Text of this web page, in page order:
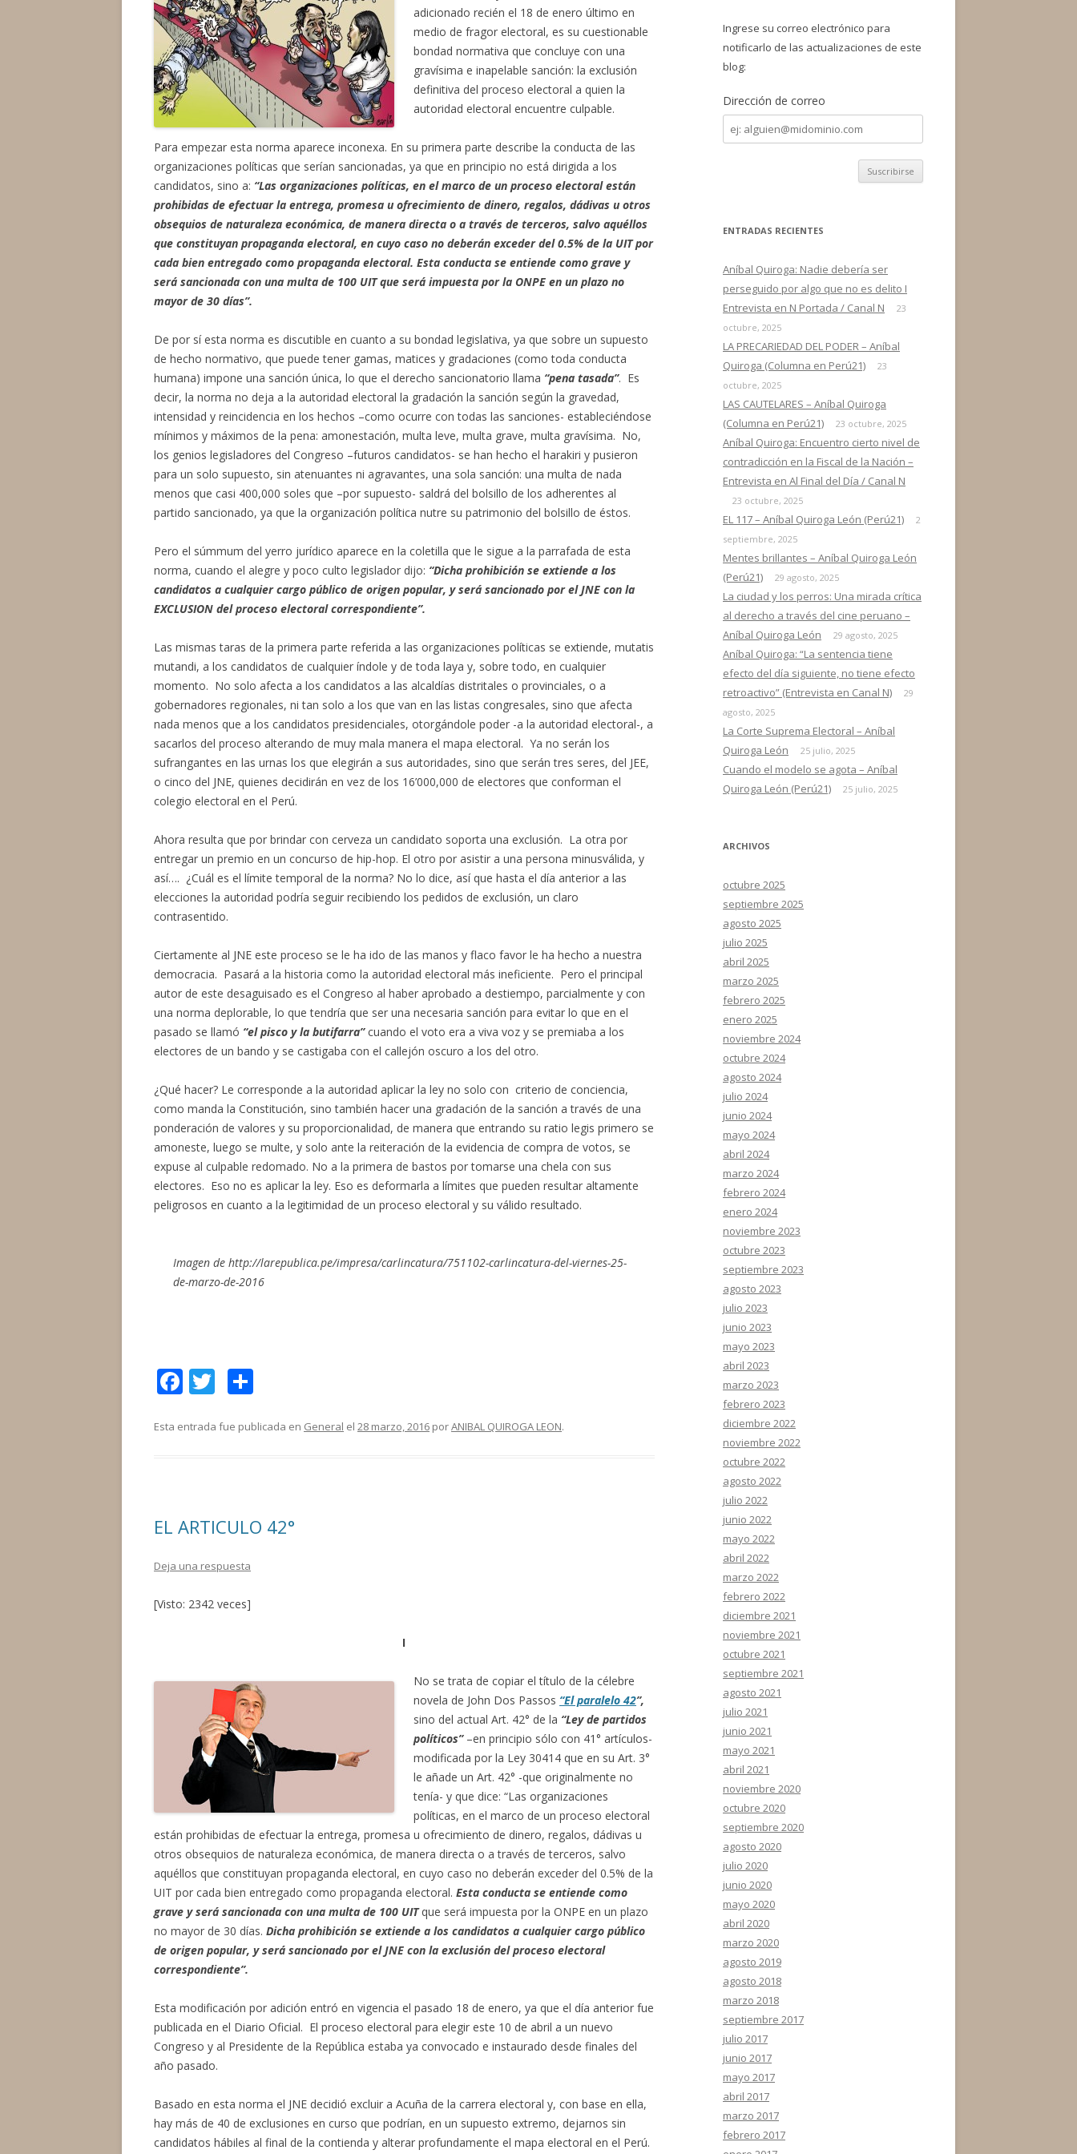
adicionado recién el 18 de enero último en
medio de fragor electoral, es su cuestionable
bondad normativa que concluye con una
gravísima e inapelable sanción: la exclusión
definitiva del proceso electoral a quien la
autoridad electoral encuentre culpable.
Para empezar esta norma aparece inconexa. En su primera parte describe la conducta de las
organizaciones políticas que serían sancionadas, ya que en principio no está dirigida a los
candidatos, sino a: “Las organizaciones políticas, en el marco de un proceso electoral están
prohibidas de efectuar la entrega, promesa u ofrecimiento de dinero, regalos, dádivas u otros
obsequios de naturaleza económica, de manera directa o a través de terceros, salvo aquéllos
que constituyan propaganda electoral, en cuyo caso no deberán exceder del 0.5% de la UIT por
cada bien entregado como propaganda electoral. Esta conducta se entiende como grave y
será sancionada con una multa de 100 UIT que será impuesta por la ONPE en un plazo no
mayor de 30 días”.
De por sí esta norma es discutible en cuanto a su bondad legislativa, ya que sobre un supuesto
de hecho normativo, que puede tener gamas, matices y gradaciones (como toda conducta
humana) impone una sanción única, lo que el derecho sancionatorio llama “pena tasada”. Es
decir, la norma no deja a la autoridad electoral la gradación la sanción según la gravedad,
intensidad y reincidencia en los hechos –como ocurre con todas las sanciones- estableciéndose
mínimos y máximos de la pena: amonestación, multa leve, multa grave, multa gravísima. No,
los genios legisladores del Congreso –futuros candidatos- se han hecho el harakiri y pusieron
para un solo supuesto, sin atenuantes ni agravantes, una sola sanción: una multa de nada
menos que casi 400,000 soles que –por supuesto- saldrá del bolsillo de los adherentes al
partido sancionado, ya que la organización política nutre su patrimonio del bolsillo de éstos.
Pero el súmmum del yerro jurídico aparece en la coletilla que le sigue a la parrafada de esta
norma, cuando el alegre y poco culto legislador dijo: “Dicha prohibición se extiende a los
candidatos a cualquier cargo público de origen popular, y será sancionado por el JNE con la
EXCLUSION del proceso electoral correspondiente”.
Las mismas taras de la primera parte referida a las organizaciones políticas se extiende, mutatis
mutandi, a los candidatos de cualquier índole y de toda laya y, sobre todo, en cualquier
momento. No solo afecta a los candidatos a las alcaldías distritales o provinciales, o a
gobernadores regionales, ni tan solo a los que van en las listas congresales, sino que afecta
nada menos que a los candidatos presidenciales, otorgándole poder -a la autoridad electoral-, a
sacarlos del proceso alterando de muy mala manera el mapa electoral. Ya no serán los
sufrangantes en las urnas los que elegirán a sus autoridades, sino que serán tres seres, del JEE,
o cinco del JNE, quienes decidirán en vez de los 16’000,000 de electores que conforman el
colegio electoral en el Perú.
Ahora resulta que por brindar con cerveza un candidato soporta una exclusión. La otra por
entregar un premio en un concurso de hip-hop. El otro por asistir a una persona minusválida, y
así…. ¿Cuál es el límite temporal de la norma? No lo dice, así que hasta el día anterior a las
elecciones la autoridad podría seguir recibiendo los pedidos de exclusión, un claro
contrasentido.
Ciertamente al JNE este proceso se le ha ido de las manos y flaco favor le ha hecho a nuestra
democracia. Pasará a la historia como la autoridad electoral más ineficiente. Pero el principal
autor de este desaguisado es el Congreso al haber aprobado a destiempo, parcialmente y con
una norma deplorable, lo que tendría que ser una necesaria sanción para evitar lo que en el
pasado se llamó “el pisco y la butifarra”cuando el voto era a viva voz y se premiaba a los
electores de un bando y se castigaba con el callejón oscuro a los del otro.
¿Qué hacer? Le corresponde a la autoridad aplicar la ley no solo con criterio de conciencia,
como manda la Constitución, sino también hacer una gradación de la sanción a través de una
ponderación de valores y su proporcionalidad, de manera que entrando su ratio legis primero se
amoneste, luego se multe, y solo ante la reiteración de la evidencia de compra de votos, se
expuse al culpable redomado. No a la primera de bastos por tomarse una chela con sus
electores. Eso no es aplicar la ley. Eso es deformarla a límites que pueden resultar altamente
peligrosos en cuanto a la legitimidad de un proceso electoral y su válido resultado.
Imagen de http://larepublica.pe/impresa/carlincatura/751102-carlincatura-del-viernes-25-
de-marzo-de-2016
F
e
k
T
itt m
r
Esta entrada fue publicada en General el 28 marzo, 2016 porANIBAL QUIROGA LEON.
EL ARTICULO 42°
Deja una respuesta
[Visto: 2342 veces]
I
No se trata de copiar el título de la célebre
novela de John Dos Passos “El paralelo 42”,
sino del actual Art. 42° de la “Ley de partidos
políticos”–en principio sólo con 41° artículos-
modificada por la Ley 30414 que en su Art. 3°
le añade un Art. 42° -que originalmente no
tenía- y que dice: “Las organizaciones
políticas, en el marco de un proceso electoral
están prohibidas de efectuar la entrega, promesa u ofrecimiento de dinero, regalos, dádivas u
otros obsequios de naturaleza económica, de manera directa o a través de terceros, salvo
aquéllos que constituyan propaganda electoral, en cuyo caso no deberán exceder del 0.5% de la
UIT por cada bien entregado como propaganda electoral. Esta conducta se entiende como
grave y será sancionada con una multa de 100 UITque será impuesta por la ONPE en un plazo
no mayor de 30 días. Dicha prohibición se extiende a los candidatos a cualquier cargo público
de origen popular, y será sancionado por el JNE con la exclusión del proceso electoral
correspondiente”.
Esta modificación por adición entró en vigencia el pasado 18 de enero, ya que el día anterior fue
publicada en el Diario Oficial. El proceso electoral para elegir este 10 de abril a un nuevo
Congreso y al Presidente de la República estaba ya convocado e instaurado desde finales del
año pasado.
Basado en esta norma el JNE decidió excluir a Acuña de la carrera electoral y, con base en ella,
hay más de 40 de exclusiones en curso que podrían, en un supuesto extremo, dejarnos sin
candidatos hábiles al final de la contienda y alterar profundamente el mapa electoral en el Perú.
rIngrese su correo electrónico para
notificarlo de las actualizaciones de este
blog:
Dirección de correo
Dirección
de
correo
ENTRADAS RECIENTES
Aníbal Quiroga: Nadie debería ser
perseguido por algo que no es delito I
Entrevista en N Portada / Canal N
23
octubre, 2025
LA PRECARIEDAD DEL PODER – Aníbal
Quiroga (Columna en Perú21)
23
octubre, 2025
LAS CAUTELARES – Aníbal Quiroga
(Columna en Perú21)
23 octubre, 2025
Aníbal Quiroga: Encuentro cierto nivel de
contradicción en la Fiscal de la Nación –
Entrevista en Al Final del Día / Canal N
23 octubre, 2025
EL 117 – Aníbal Quiroga León (Perú21)
2
septiembre, 2025
Mentes brillantes – Aníbal Quiroga León
(Perú21)
29 agosto, 2025
La ciudad y los perros: Una mirada crítica
al derecho a través del cine peruano –
Aníbal Quiroga León
29 agosto, 2025
Aníbal Quiroga: “La sentencia tiene
efecto del día siguiente, no tiene efecto
retroactivo” (Entrevista en Canal N)
29
agosto, 2025
La Corte Suprema Electoral – Aníbal
Quiroga León
25 julio, 2025
Cuando el modelo se agota – Aníbal
Quiroga León (Perú21)
25 julio, 2025
ARCHIVOS
octubre 2025
septiembre 2025
agosto 2025
julio 2025
abril 2025
marzo 2025
febrero 2025
enero 2025
noviembre 2024
octubre 2024
agosto 2024
julio 2024
junio 2024
mayo 2024
abril 2024
marzo 2024
febrero 2024
enero 2024
noviembre 2023
octubre 2023
septiembre 2023
agosto 2023
julio 2023
junio 2023
mayo 2023
abril 2023
marzo 2023
febrero 2023
diciembre 2022
noviembre 2022
octubre 2022
agosto 2022
julio 2022
junio 2022
mayo 2022
abril 2022
marzo 2022
febrero 2022
diciembre 2021
noviembre 2021
octubre 2021
septiembre 2021
agosto 2021
julio 2021
junio 2021
mayo 2021
abril 2021
noviembre 2020
octubre 2020
septiembre 2020
agosto 2020
julio 2020
junio 2020
mayo 2020
abril 2020
marzo 2020
agosto 2019
agosto 2018
marzo 2018
septiembre 2017
julio 2017
junio 2017
mayo 2017
abril 2017
marzo 2017
febrero 2017